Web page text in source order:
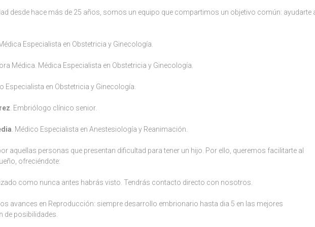
desde hace más de 25 años, somos un equipo que compartimos un objetivo común: ayudarte
Especialista en Obstetricia y Ginecología.
Médica. Médica Especialista en Obstetricia y Ginecología.
Especialista en Obstetricia y Ginecología.
. Embriólogo clínico senior.
. Médico Especialista en Anestesiología y Reanimación.
aquellas personas que presentan dificultad para tener un hijo. Por ello, queremos facilitarte al
ofreciéndote:
como nunca antes habrás visto. Tendrás contacto directo con nosotros.
avances en Reproducción: siempre desarrollo embrionario hasta dia 5 en las mejores
de posibilidades.